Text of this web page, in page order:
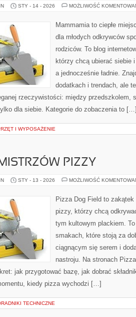
STY - 14 - 2026 MOŻLIWOŚĆ
Mammamia to ciepłe
dla młodych odkrywców
rodziców. To blog
którzy chcą ubierać siebie
a jednocześnie ładnie.
dodatkach i trendach, ale
rzeczywistości: między przedszkolem,
dla siebie. Kategorie do zobaczenia to
I WYPOSAŻENIE
PIZZY
STY - 13 - 2026 MOŻLIWOŚĆ
Pizza Dog Field to zakątek
pizzy, którzy chcą
tym kultowym plackiem.
smakach, które stoją za
ciągnącym się serem i
nastroju. Na stronach
jak przygotować bazę, jak dobrać
kiedy pizza wychodzi […]
TECHNICZNE